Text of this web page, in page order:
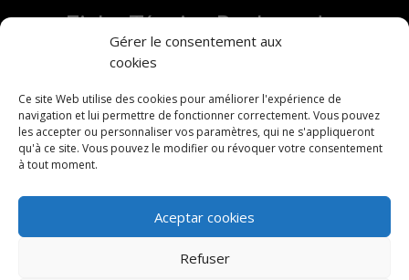
Gérer le consentement aux
cookies
Ce site Web utilise des cookies pour améliorer l'expérience de
navigation et lui permettre de fonctionner correctement. Vous pouvez
les accepter ou personnaliser vos paramètres, qui ne s'appliqueront
qu'à ce site. Vous pouvez le modifier ou révoquer votre consentement
à tout moment.
Aceptar cookies
Refuser
Ficha Técnica Rechapado